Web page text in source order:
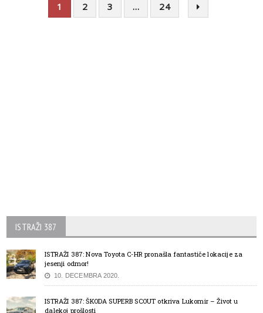
1 2 3 … 24
ISTRAŽI 387
ISTRAŽI 387: Nova Toyota C-HR pronašla fantastiče lokacije za
jesenji odmor!
10. DECEMBRA 2020.
ISTRAŽI 387: ŠKODA SUPERB SCOUT otkriva Lukomir – Život u
dalekoj prošlosti